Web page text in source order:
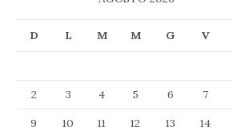
D L M M G V
2
3 4 5 6 7
9
10 11 12 13 14